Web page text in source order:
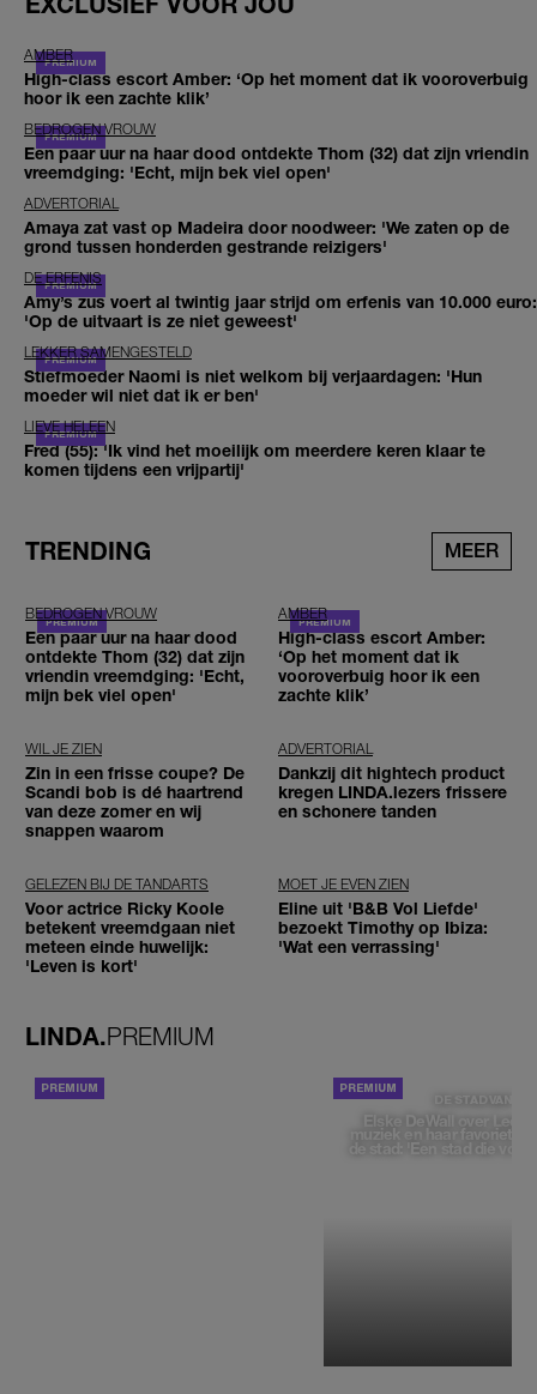
AMBER
High-class escort Amber: ‘Op het moment dat ik vooroverbuig
hoor ik een zachte klik’
BEDROGEN VROUW
Een paar uur na haar dood ontdekte Thom (32) dat zijn vriendin
vreemdging: 'Echt, mijn bek viel open'
ADVERTORIAL
Amaya zat vast op Madeira door noodweer: 'We zaten op de
grond tussen honderden gestrande reizigers'
DE ERFENIS
Amy’s zus voert al twintig jaar strijd om erfenis van 10.000 euro:
'Op de uitvaart is ze niet geweest'
LEKKER SAMENGESTELD
Stiefmoeder Naomi is niet welkom bij verjaardagen: 'Hun
moeder wil niet dat ik er ben'
LIEVE HELEEN
Fred (55): 'Ik vind het moeilijk om meerdere keren klaar te
komen tijdens een vrijpartij'
TRENDING MEER
BEDROGEN VROUW
Een paar uur na haar dood
ontdekte Thom (32) dat zijn
vriendin vreemdging: 'Echt,
mijn bek viel open'
AMBER
High-class escort Amber:
‘Op het moment dat ik
vooroverbuig hoor ik een
zachte klik’
WIL JE ZIEN
Zin in een frisse coupe? De
Scandi bob is dé haartrend
van deze zomer en wij
snappen waarom
ADVERTORIAL
Dankzij dit hightech product
kregen LINDA.lezers frissere
en schonere tanden
GELEZEN BIJ DE TANDARTS
Voor actrice Ricky Koole
betekent vreemdgaan niet
meteen einde huwelijk:
'Leven is kort'
MOET JE EVEN ZIEN
Eline uit 'B&B Vol Liefde'
bezoekt Timothy op Ibiza:
'Wat een verrassing'
LINDA.PREMIUM
DE STAD VAN
Elske DeWall over
muziek en haar favoriete
de stad: 'Een stad die